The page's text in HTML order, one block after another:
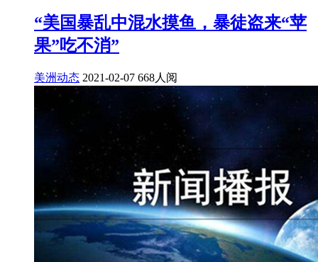
“美国暴乱中混水摸鱼，暴徒盗来“苹
果”吃不消”
美洲动态 2021-02-07 668人阅